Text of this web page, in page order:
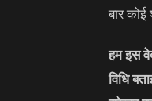
बार
हम इस
विधि